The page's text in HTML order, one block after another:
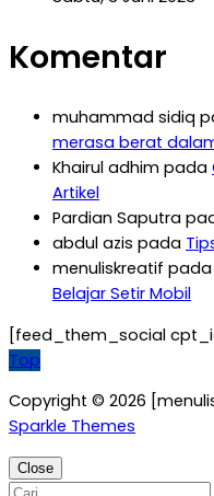
Komentar
muhammad sidiq
merasa berat
Khairul adhim pada
Artikel
Pardian Saputra
abdul azis pada
menuliskreatif pada
Belajar Setir Mobil
[feed_them_social
Top
Copyright © 2026
Sparkle Themes
Close
Cari